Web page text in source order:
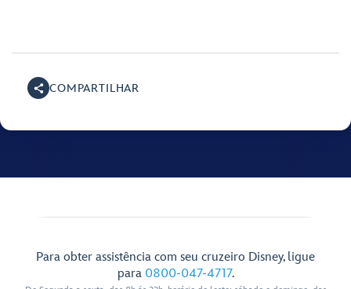
COMPARTILHAR
Para obter assistência com seu cruzeiro Disney, ligue
para 0800-047-4717.